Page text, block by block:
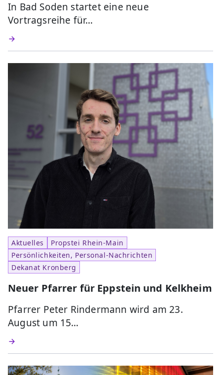
In Bad Soden startet eine neue
Vortragsreihe für…
Aktuelles
Propstei Rhein-Main
Persönlichkeiten, Personal-Nachrichten
Dekanat Kronberg
Neuer Pfarrer für Eppstein und Kelkheim
Pfarrer Peter Rindermann wird am 23.
August um 15…